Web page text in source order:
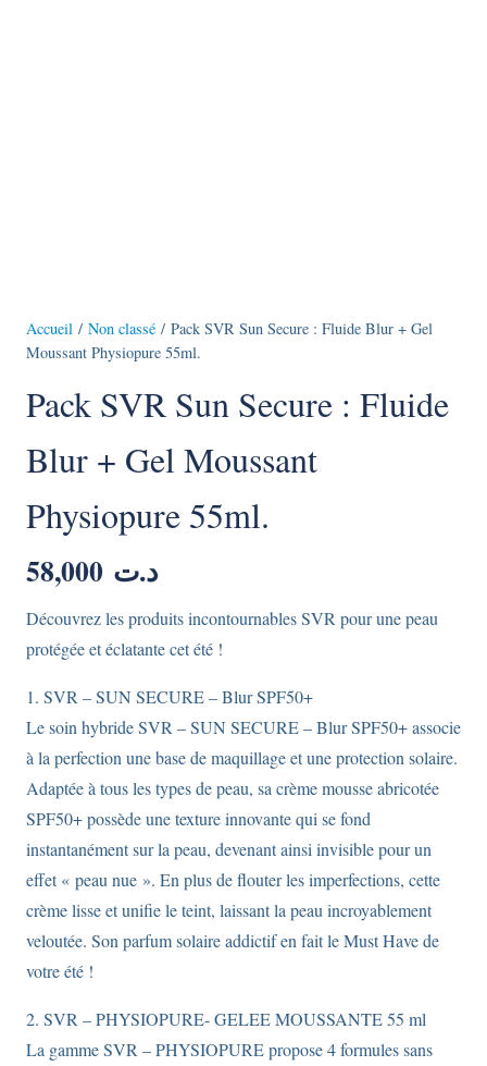
Accueil / Non classé / Pack SVR Sun Secure : Fluide Blur + Gel
Moussant Physiopure 55ml.
Pack SVR Sun Secure : Fluide
Blur + Gel Moussant
Physiopure 55ml.
د.ت
Découvrez les produits incontournables SVR pour une peau
protégée et éclatante cet été !
1. SVR – SUN SECURE – Blur SPF50+
Le soin hybride SVR – SUN SECURE – Blur SPF50+ associe
à la perfection une base de maquillage et une protection solaire.
Adaptée à tous les types de peau, sa crème mousse abricotée
SPF50+ possède une texture innovante qui se fond
instantanément sur la peau, devenant ainsi invisible pour un
effet « peau nue ». En plus de flouter les imperfections, cette
crème lisse et unifie le teint, laissant la peau incroyablement
veloutée. Son parfum solaire addictif en fait le Must Have de
votre été !
2. SVR – PHYSIOPURE- GELEE MOUSSANTE 55 ml
La gamme SVR – PHYSIOPURE propose 4 formules sans